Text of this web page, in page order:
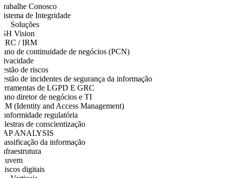
Conosco
de Integridade
Soluções
Vision
/ IRM
de continuidade de negócios (PCN)
de riscos
de incidentes de segurança da informação
de LGPD E GRC
diretor de negócios e TI
(Identity and Access Management)
regulatória
de conscientização
ANALYSIS
da informação
digitais